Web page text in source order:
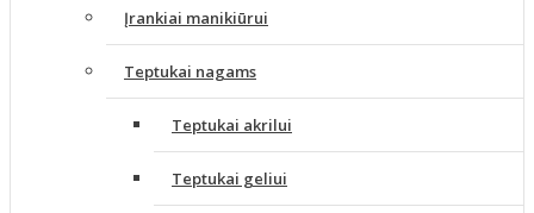
Įrankiai manikiūrui
Teptukai nagams
Teptukai akrilui
Teptukai geliui